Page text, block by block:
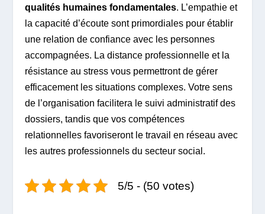
qualités humaines fondamentales. L’empathie et
la capacité d’écoute sont primordiales pour établir
une relation de confiance avec les personnes
accompagnées. La distance professionnelle et la
résistance au stress vous permettront de gérer
efficacement les situations complexes. Votre sens
de l’organisation facilitera le suivi administratif des
dossiers, tandis que vos compétences
relationnelles favoriseront le travail en réseau avec
les autres professionnels du secteur social.
5/5 - (50 votes)